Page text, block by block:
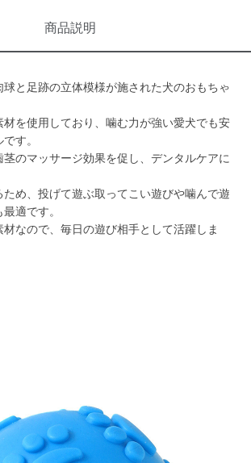
商品説明
と足跡の立体模様が施された犬のおもちゃ
を使用しており、噛む力が強い愛犬でも安
す。
茎のマッサージ効果を促し、デンタルケアに
め、投げて遊ぶ取ってこい遊びや噛んで遊
適です。
なので、毎日の遊び相手として活躍しま